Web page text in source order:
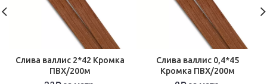
Слива валлис 2*42 Кромка
ПВХ/200м
Слива валлис 0,4*45
Кромка ПВХ/200м